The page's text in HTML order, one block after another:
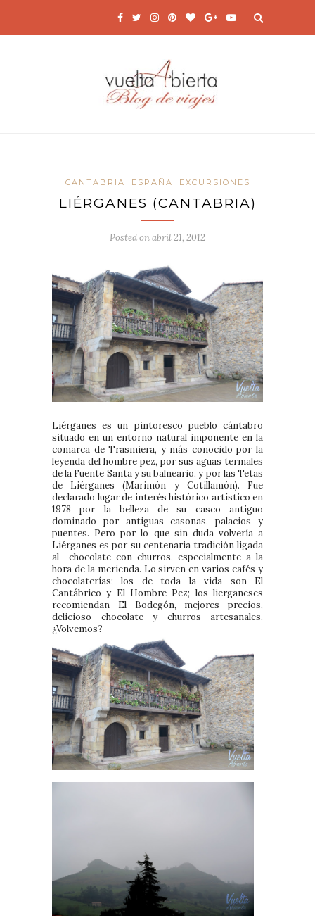
CANTABRIA ESPAÑA EXCURSIONES
LIÉRGANES (CANTABRIA)
Posted onabril 21, 2012
Liérganes es un pintoresco pueblo cántabro
situado en un entorno natural imponente en la
comarca de Trasmiera, y más conocido por la
leyenda del hombre pez, por sus aguas termales
de la Fuente Santa y su balneario, y por las Tetas
de Liérganes (Marimón y Cotillamón). Fue
declarado lugar de interés histórico artístico en
1978 por la belleza de su casco antiguo
dominado por antiguas casonas, palacios y
puentes. Pero por lo que sin duda volvería a
Liérganes es por su centenaria tradición ligada
al chocolate con churros, especialmente a la
hora de la merienda. Lo sirven en varios cafés y
chocolaterías; los de toda la vida son El
Cantábrico y El Hombre Pez; los lierganeses
recomiendan El Bodegón, mejores precios,
delicioso chocolate y churros artesanales.
¿Volvemos?